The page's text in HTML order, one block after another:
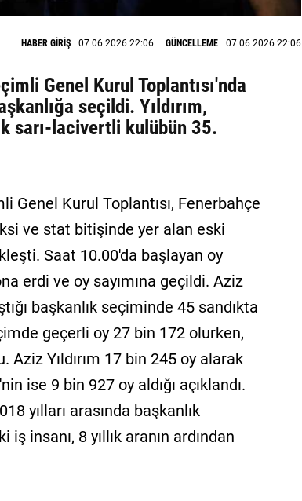
HABER GİRİŞ 07 06 2026 22:06 GÜNCELLEME 07 06 2026 22:06
Genel Kurul Toplantısı'nda
seçildi. Yıldırım,
sarı-lacivertli kulübün 35.
Genel Kurul Toplantısı, Fenerbahçe
ve stat bitişinde yer alan eski
Saat 10.00'da başlayan oy
erdi ve oy sayımına geçildi. Aziz
başkanlık seçiminde 45 sandıkta
geçerli oy 27 bin 172 olurken,
Aziz Yıldırım 17 bin 245 oy alarak
ise 9 bin 927 oy aldığı açıklandı.
yılları arasında başkanlık
insanı, 8 yıllık aranın ardından